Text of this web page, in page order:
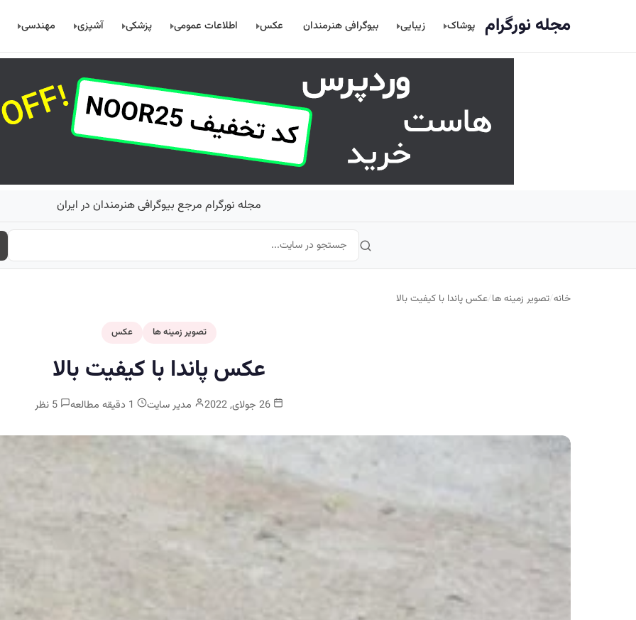
مجله نورگرام پوشاک زیبایی بیوگرافی هنرمندان عکس اطلاعات عمومی پزشکی آشپزی مهندسی
مجله نورگرام مرجع بیوگرافی هنرمندان در ایران
خانه/تصویر زمینه ها/عکس پاندا با کیفیت بالا
تصویر زمینه ها عکس
عکس پاندا با کیفیت بالا
مدیر سایت